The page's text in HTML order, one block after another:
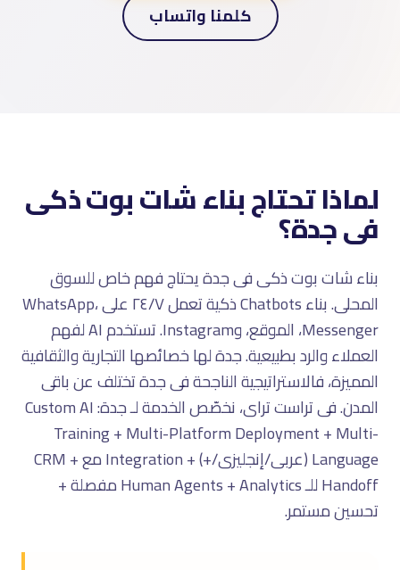
كلمنا واتساب
لماذا تحتاج بناء شات بوت ذكى
فى جدة؟
بناء شات بوت ذكى فى جدة يحتاج فهم خاص للسوق
المحلى. بناء Chatbots ذكية تعمل ٢٤/٧ على WhatsApp،
Messenger، الموقع، وInstagram. تستخدم AI لفهم
العملاء والرد بطبيعية. جدة لها خصائصها التجارية والثقافية
المميزة، فالاستراتيجية الناجحة فى جدة تختلف عن باقى
المدن. فى تراست تراى، نخصّص الخدمة لـ جدة: Custom AI
Training + Multi-Platform Deployment + Multi-
Language (عربى/إنجليزى/+) + Integration مع CRM +
Handoff للـ Human Agents + Analytics مفصلة +
تحسين مستمر.